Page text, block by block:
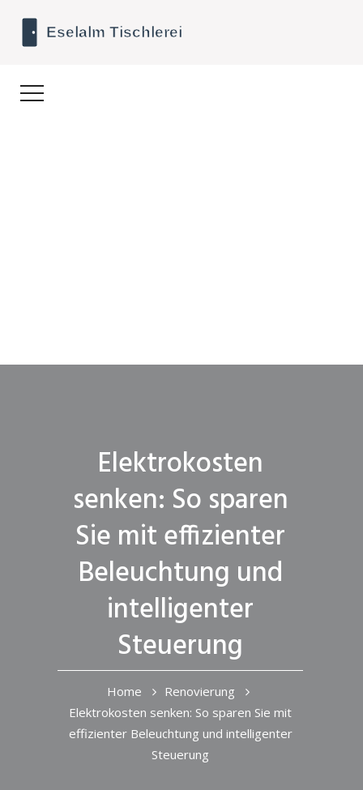
Elektrokosten
senken: So sparen
Sie mit effizienter
Beleuchtung und
intelligenter
Steuerung
Home
Renovierung
Elektrokosten senken: So sparen Sie mit
effizienter Beleuchtung und intelligenter
Steuerung